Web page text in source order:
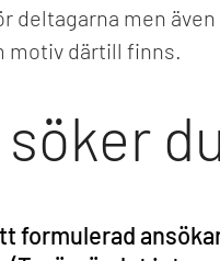
deltagarna men
motiv därtill finns.
söker
formulerad